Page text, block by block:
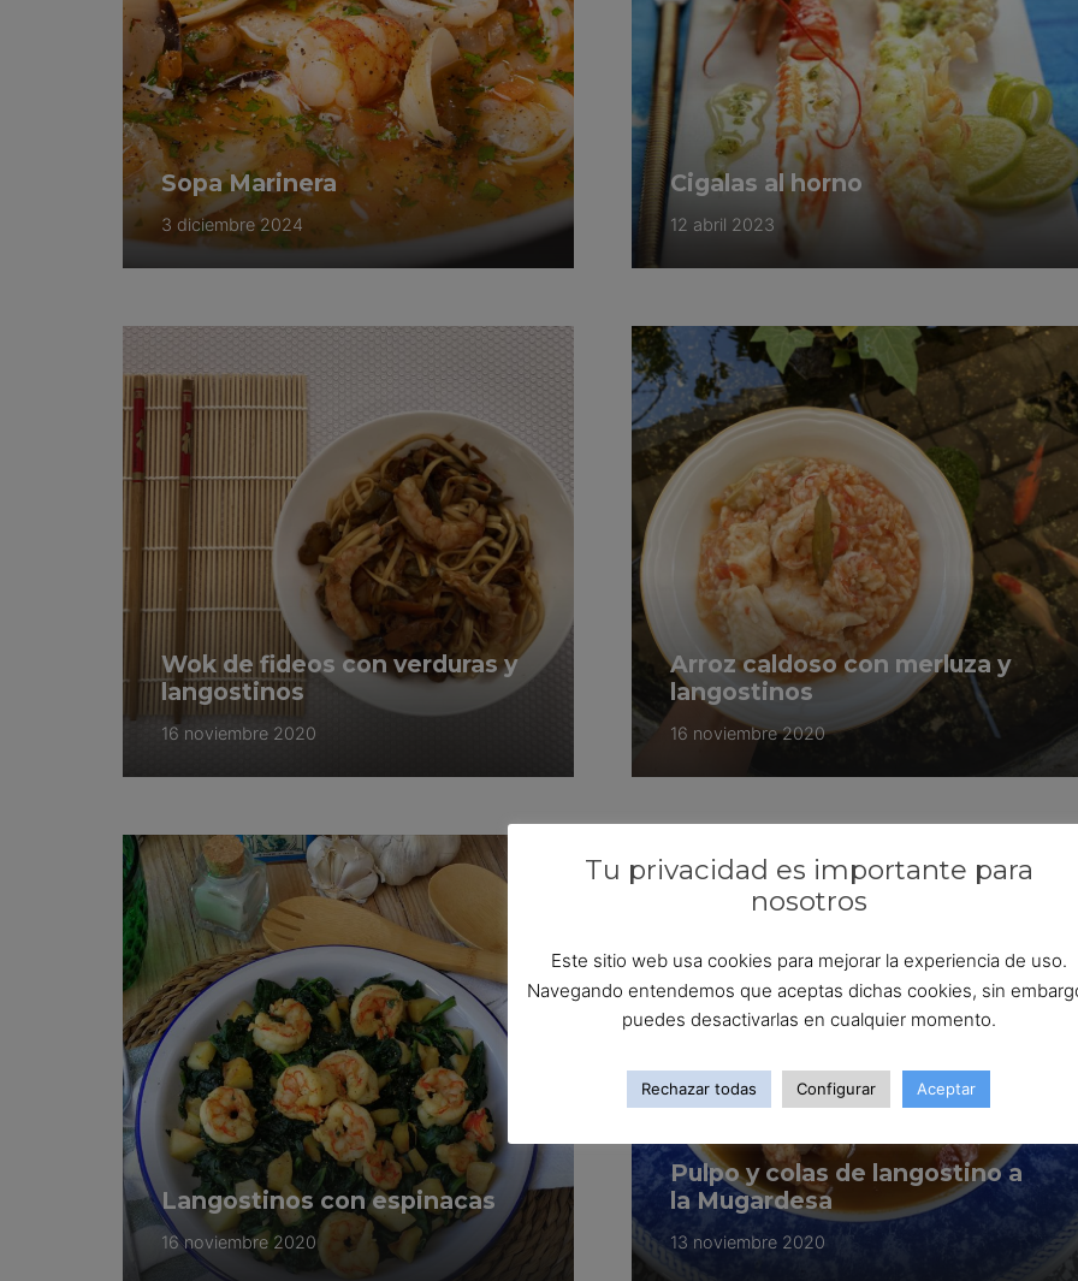
Sopa Marinera
3 diciembre 2024
Cigalas al horno
12 abril 2023
Wok de fideos con verduras y
langostinos
16 noviembre 2020
Arroz caldoso con merluza y
langostinos
16 noviembre 2020
Langostinos con espinacas
16 noviembre 2020
Pulpo y colas de langostino a
la Mugardesa
13 noviembre 2020
Tu privacidad es importante para
nosotros
Este sitio web usa cookies para mejorar la experiencia de uso.
Navegando entendemos que aceptas dichas cookies, sin
puedes desactivarlas en cualquier momento.
Rechazar todas Configurar Aceptar